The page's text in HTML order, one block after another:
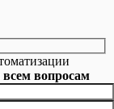
всем вопросам